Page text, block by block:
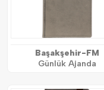
Başakşehir-FM
Günlük Ajanda